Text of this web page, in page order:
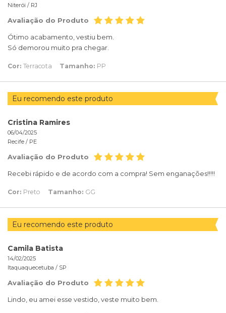
Niterói / RJ
Avaliação do Produto
Ótimo acabamento, vestiu bem.
Só demorou muito pra chegar.
Cor: Terracota Tamanho: PP
Eu recomendo este produto
Cristina Ramires
06/04/2025
Recife / PE
Avaliação do Produto
Recebi rápido e de acordo com a compra! Sem enganações!!!!!
Cor: Preto Tamanho: GG
Eu recomendo este produto
Camila Batista
14/02/2025
Itaquaquecetuba / SP
Avaliação do Produto
Lindo, eu amei esse vestido, veste muito bem.